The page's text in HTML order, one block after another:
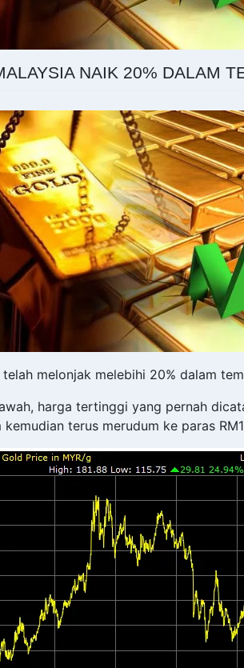
NAIK 20% DALAM
melonjak melebihi 20% dalam
harga tertinggi yang pernah
kemudian terus merudum ke paras